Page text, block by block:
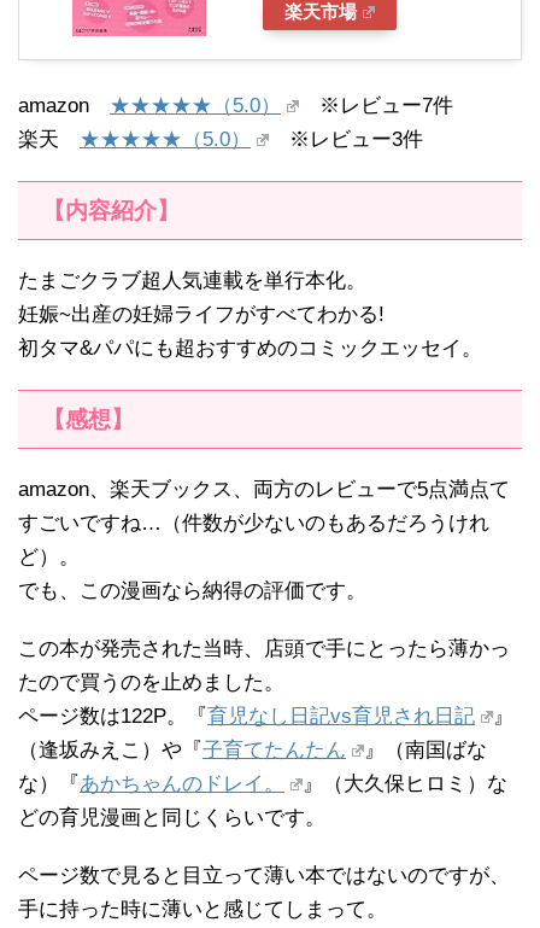
楽天市場
amazon ★★★★★（5.0）
※レビュー7件
楽天 ★★★★★（5.0） ※レビュー3件
【内容紹介】
たまごクラブ超人気連載を単行本化。
妊娠~出産の妊婦ライフがすべてわかる!
初タマ&パパにも超おすすめのコミックエッセイ。
【感想】
amazon、楽天ブックス、両方のレビューで5点満点て
すごいですね…（件数が少ないのもあるだろうけれ
ど）。
でも、この漫画なら納得の評価です。
この本が発売された当時、店頭で手にとったら薄かっ
たので買うのを止めました。
ページ数は122P。『育児なし日記vs育児され日記
』
（逢坂みえこ）や『子育てたんたん
』（南国ばな
な）『あかちゃんのドレイ。
』（大久保ヒロミ）な
どの育児漫画と同じくらいです。
ページ数で見ると目立って薄い本ではないのですが、
手に持った時に薄いと感じてしまって。